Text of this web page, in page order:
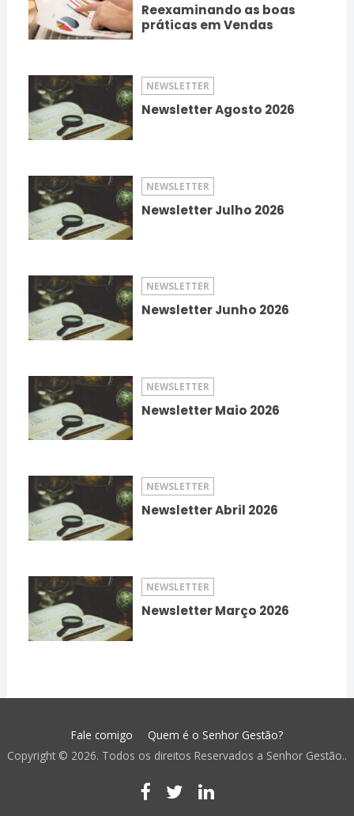
Reexaminando as boas
práticas em Vendas
NEWSLETTER
Newsletter Agosto 2026
NEWSLETTER
Newsletter Julho 2026
NEWSLETTER
Newsletter Junho 2026
NEWSLETTER
Newsletter Maio 2026
NEWSLETTER
Newsletter Abril 2026
NEWSLETTER
Newsletter Março 2026
Fale comigo
Quem é o Senhor Gestão?
Copyright © 2026. Todos os direitos Reservados a Senhor Gestão..